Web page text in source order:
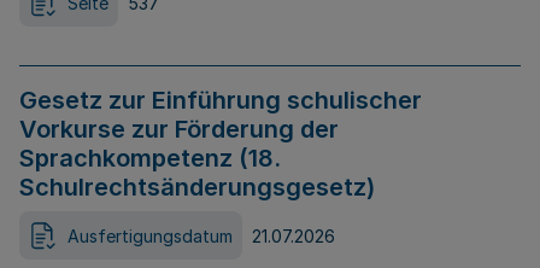
Gesetz zur Einführung schulischer
Vorkurse zur Förderung der
Sprachkompetenz (18.
Schulrechtsänderungsgesetz)
Ausfertigungsdatum 21.07.2026